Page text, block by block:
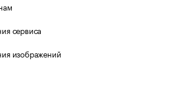
сервиса
изображений